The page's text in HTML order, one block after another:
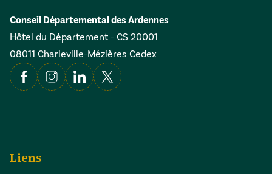
Conseil Départemental des Ardennes
Hôtel du Département - CS 20001
08011 Charleville-Mézières Cedex
FacebookInstagramLinkedin
X
Liens